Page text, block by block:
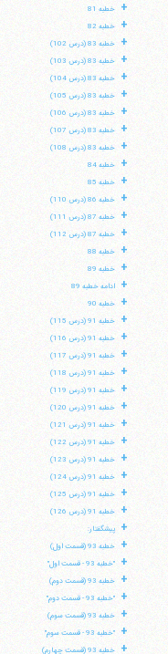
+ خطبه 81
+ خطبه 82
+ خطبه 83 (درس 102)
+ خطبه 83 (درس 103)
+ خطبه 83 (درس 104)
+ خطبه 83 (درس 105)
+ خطبه 83 (درس 106)
+ خطبه 83 (درس 107)
+ خطبه 83 (درس 108)
+ خطبه 84
+ خطبه 85
+ خطبه 86 (درس 110)
+ خطبه 87 (درس 111)
+ خطبه 87 (درس 112)
+ خطبه 88
+ خطبه 89
+ ادامه خطبه 89
+ خطبه 90
+ خطبه 91 (درس 115)
+ خطبه 91 (درس 116)
+ خطبه 91 (درس 117)
+ خطبه 91 (درس 118)
+ خطبه 91 (درس 119)
+ خطبه 91 (درس 120)
+ خطبه 91 (درس 121)
+ خطبه 91 (درس 122)
+ خطبه 91 (درس 123)
+ خطبه 91 (درس 124)
+ خطبه 91 (درس 125)
+ خطبه 91 (درس 126)
+ پیشگفتار:
+ خطبه 93 (قسمت اول)
+ "خطبه 93 - قسمت اول"
+ خطبه 93 (قسمت دوم)
+ "خطبه 93 - قسمت دوم"
+ خطبه 93 (قسمت سوم)
+ "خطبه 93 - قسمت سوم"
+ خطبه 93 (قسمت چهارم)